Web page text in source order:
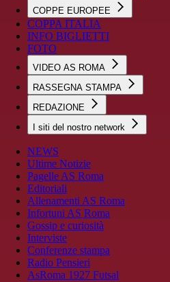
COPPE EUROPEE
COPPA ITALIA
INFO BIGLIETTI
FOTO
VIDEO AS ROMA
RASSEGNA STAMPA
REDAZIONE
I siti del nostro network
NEWS
Ultime Notizie
Pagelle AS Roma
Editoriali
Allenamenti AS Roma
Infortuni AS Roma
Gossip e curiosità
Interviste
Conferenze stampa
Radio Pensieri
AsRoma 1927 Futsal